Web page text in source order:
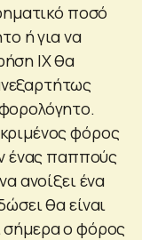
ποσό
ή για να
ΙΧ θα
φόρος
ένας παππούς
ανοίξει ένα
θα είναι
σήμερα ο φόρος